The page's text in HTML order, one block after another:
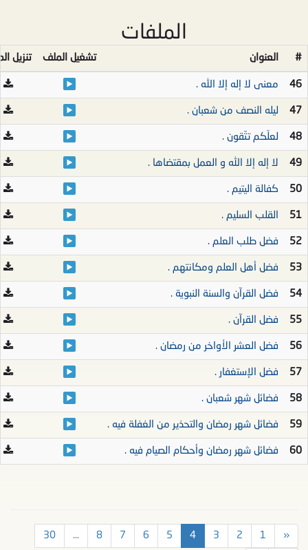
الملفات
# العنوان تشغيل الملف تنزيل
46 معنى لا إله إلا الله .
47 ليله النصف من شعبان .
48 لعلّكم تتّقون .
49 لا إله إلا الله و العمل بمقتضاها .
50 كفالة اليتيم .
51 القلب السليم .
52 فضل طلب العلم .
53 فضل أهل العلم ومكانتهم .
54 فضل القرآن والسنة النبوية .
55 فضل القرآن .
56 فضل العشر الأواخر من رمضان .
57 فضل اﻹستغفار .
58 فضائل شهر شعبان .
59 فضائل شهر رمضان والتحذير من الغفلة فيه .
60 فضائل شهر رمضان وأحكام الصيام فيه .
«
1
2
3
4
5
6
7
8
...
30